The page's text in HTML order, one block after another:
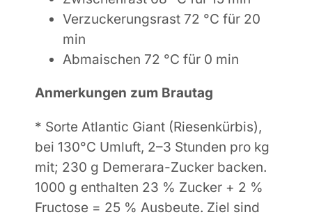
Verzuckerungsrast 72 °C für 20
min
Abmaischen 72 °C für 0 min
Anmerkungen zum Brautag
* Sorte Atlantic Giant (Riesenkürbis),
bei 130°C Umluft, 2–3 Stunden pro kg
mit; 230 g Demerara-Zucker backen.
1000 g enthalten 23 % Zucker + 2 %
Fructose = 25 % Ausbeute. Ziel sind